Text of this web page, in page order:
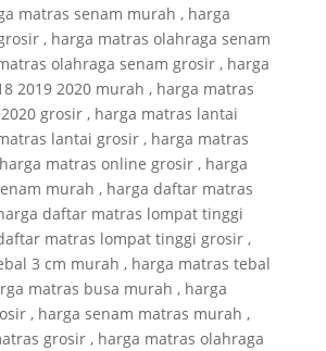
matras senam murah , harga
, harga matras olahraga senam
olahraga senam grosir , harga
2019 2020 murah , harga matras
grosir , harga matras lantai
lantai grosir , harga matras
matras online grosir , harga
murah , harga daftar matras
daftar matras lompat tinggi
matras lompat tinggi grosir ,
3 cm murah , harga matras tebal
matras busa murah , harga
, harga senam matras murah ,
grosir , harga matras olahraga